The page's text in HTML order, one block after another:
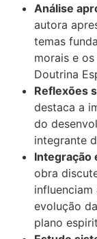
Análise
autora
temas
morais e
Doutrina
Reflexões
destaca a
do
integrante
Integração
obra
evolução
plano